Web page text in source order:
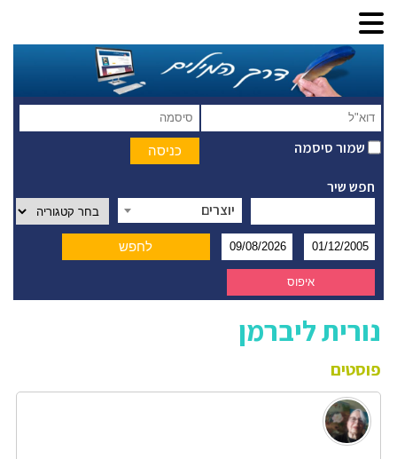
שמור סיסמה
חפש שיר
יוצרים
נורית ליברמן
פוסטים